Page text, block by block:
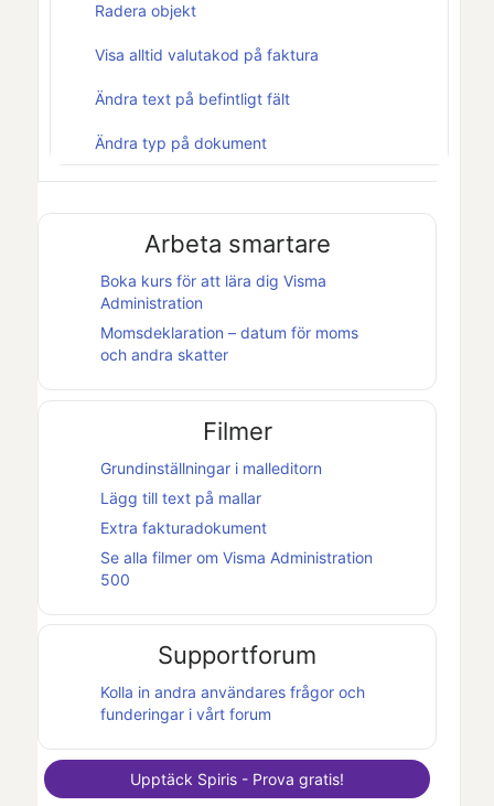
Radera objekt
Visa alltid valutakod på faktura
Ändra text på befintligt fält
Ändra typ på dokument
Arbeta smartare
Boka kurs för att lära dig Visma
Administration
Momsdeklaration – datum för moms
och andra skatter
Filmer
Grundinställningar i malleditorn
Lägg till text på mallar
Extra fakturadokument
Se alla filmer om Visma Administration
500
Supportforum
Kolla in andra användares frågor och
funderingar i vårt forum
Upptäck Spiris - Prova gratis!